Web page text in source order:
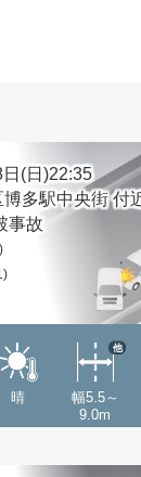
(日)22:35
多駅中央街 付
事故
晴
幅5.5～
9.0m
他